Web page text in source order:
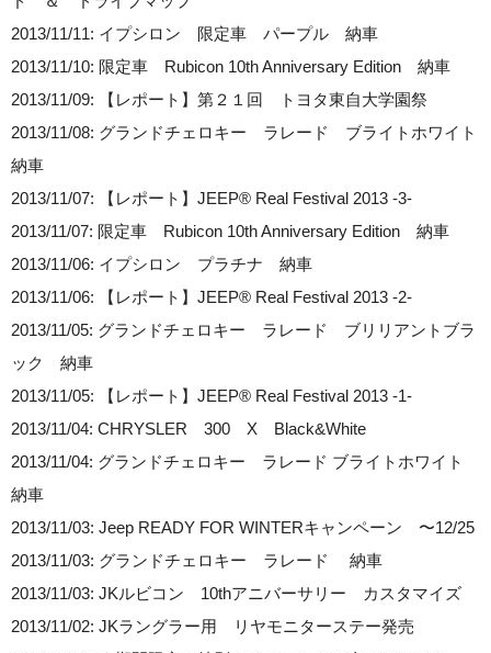
2013/11/11: イプシロン 限定車 パープル 納車
2013/11/10: 限定車 Rubicon 10th Anniversary Edition 納車
2013/11/09: 【レポート】第２１回 トヨタ東自大学園祭
2013/11/08: グランドチェロキー ラレード ブライトホワイト
納車
2013/11/07: 【レポート】JEEP® Real Festival 2013 -3-
2013/11/07: 限定車 Rubicon 10th Anniversary Edition 納車
2013/11/06: イプシロン プラチナ 納車
2013/11/06: 【レポート】JEEP® Real Festival 2013 -2-
2013/11/05: グランドチェロキー ラレード ブリリアントブラ
ック 納車
2013/11/05: 【レポート】JEEP® Real Festival 2013 -1-
2013/11/04: CHRYSLER 300 X Black&White
2013/11/04: グランドチェロキー ラレード ブライトホワイト
納車
2013/11/03: Jeep READY FOR WINTERキャンペーン 〜12/25
2013/11/03: グランドチェロキー ラレード 納車
2013/11/03: JKルビコン 10thアニバーサリー カスタマイズ
2013/11/02: JKラングラー用 リヤモニターステー発売